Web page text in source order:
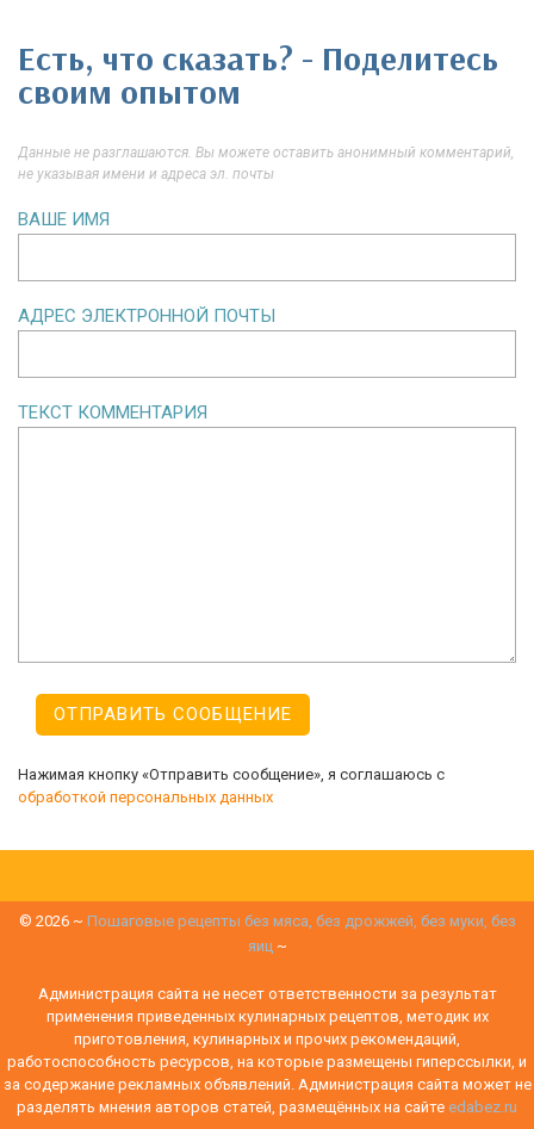
Есть, что сказать? - Поделитесь
своим опытом
Данные не разглашаются. Вы можете оставить анонимный комментарий,
не указывая имени и адреса эл. почты
ВАШЕ ИМЯ
АДРЕС ЭЛЕКТРОННОЙ ПОЧТЫ
ТЕКСТ КОММЕНТАРИЯ
Нажимая кнопку «Отправить сообщение», я соглашаюсь с
обработкой персональных данных
© 2026~ Пошаговые рецепты без мяса, без дрожжей, без муки, без
яиц~
Администрация сайта не несет ответственности за результат
применения приведенных кулинарных рецептов, методик их
приготовления, кулинарных и прочих рекомендаций,
работоспособность ресурсов, на которые размещены гиперссылки, и
за содержание рекламных объявлений. Администрация сайта может не
разделять мнения авторов статей, размещённых на сайте edabez.ru